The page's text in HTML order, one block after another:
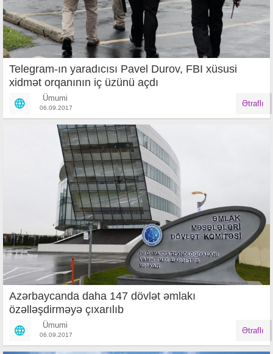
Telegram-ın yaradıcısı Pavel Durov, FBI xüsusi
xidmət orqanının iç üzünü açdı
Ümumi
06.09.2017 Ətraflı
Azərbaycanda daha 147 dövlət əmlakı
özəlləşdirməyə çıxarılıb
Ümumi
06.09.2017 Ətraflı